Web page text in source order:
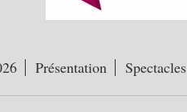
Présentation Spectacles